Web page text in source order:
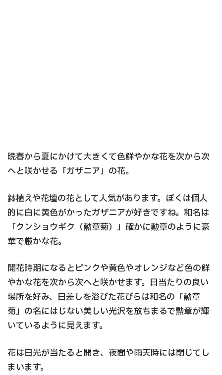
晩春から夏にかけて大きくて色鮮やかな花を次から次
へと咲かせる「ガザニア」の花。
鉢植えや花壇の花として人気があります。ぼくは個人
的に白に黄色がかったガザニアが好きですね。和名は
「クンショウギク（勲章菊）」確かに勲章のように豪
華で厳かな花。
開花時期になるとピンクや黄色やオレンジなど色の鮮
やかな花を次から次へと咲かせます。日当たりの良い
場所を好み、日差しを浴びた花びらは和名の「勲章
菊」の名にはじない美しい光沢を放ちまるで勲章が輝
いているように見えます。
花は日光が当たると開き、夜間や雨天時には閉じてし
まいます。